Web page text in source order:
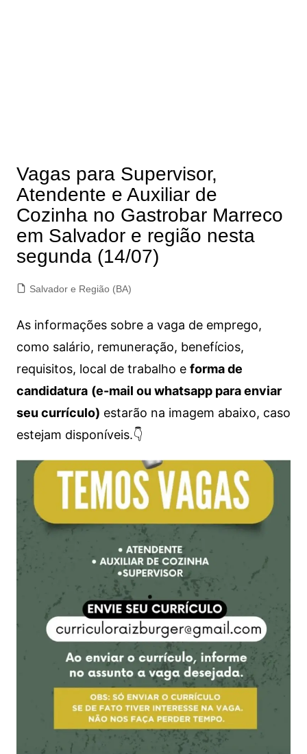
Vagas para Supervisor,
Atendente e Auxiliar de
Cozinha no Gastrobar Marreco
em Salvador e região nesta
segunda (14/07)
Salvador e Região (BA)
As informações sobre a vaga de emprego,
como salário, remuneração, benefícios,
requisitos, local de trabalho e forma de
candidatura (e-mail ou whatsapp para enviar
seu currículo) estarão na imagem abaixo, caso
estejam disponíveis.👇